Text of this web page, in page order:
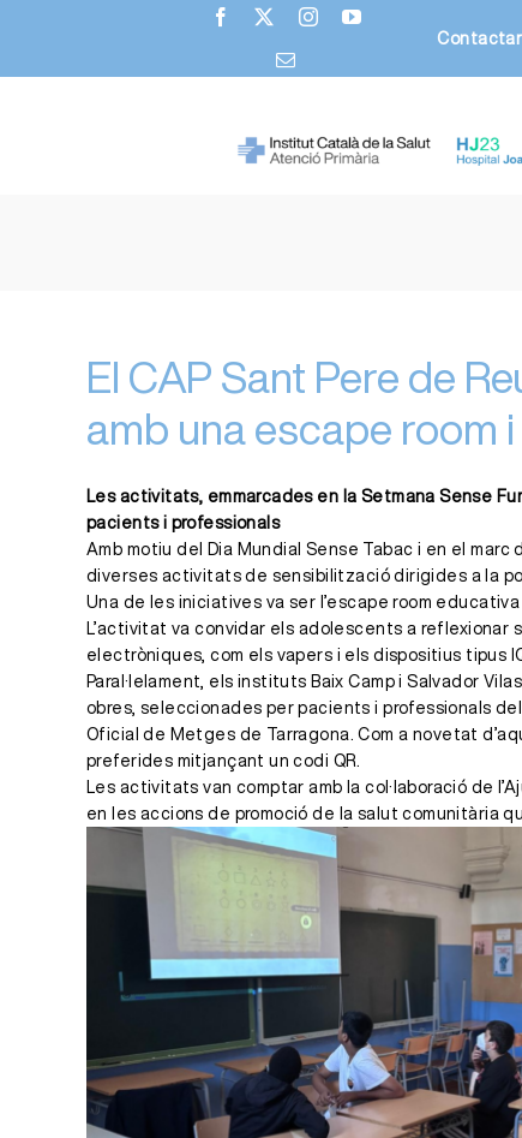
Contactar
El CAP Sant Pere de
amb una escape room
Les activitats, emmarcades en la Setmana Sense
pacients i professionals
Amb motiu del Dia Mundial Sense Tabac i en el
diverses activitats de sensibilització dirigides a la
Una de les iniciatives va ser l’escape room
L’activitat va convidar els adolescents a reflexionar
electròniques, com els vapers i els dispositius tipus
Paral·lelament, els instituts Baix Camp i Salvador
obres, seleccionades per pacients i professionals
Oficial de Metges de Tarragona. Com a novetat
preferides mitjançant un codi QR.
Les activitats van comptar amb la col·laboració de
en les accions de promoció de la salut comunitària